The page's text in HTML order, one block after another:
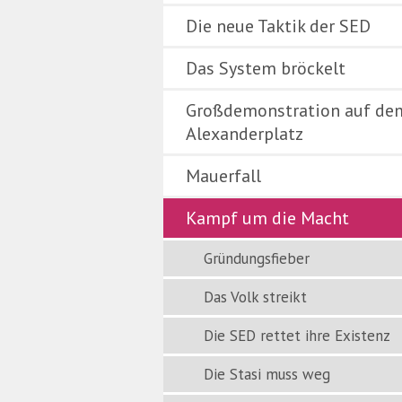
Die neue Taktik der SED
Das System bröckelt
Großdemonstration auf
Alexanderplatz
Mauerfall
Kampf um die Macht
Gründungsfieber
Das Volk streikt
Die SED rettet ihre Existenz
Die Stasi muss weg